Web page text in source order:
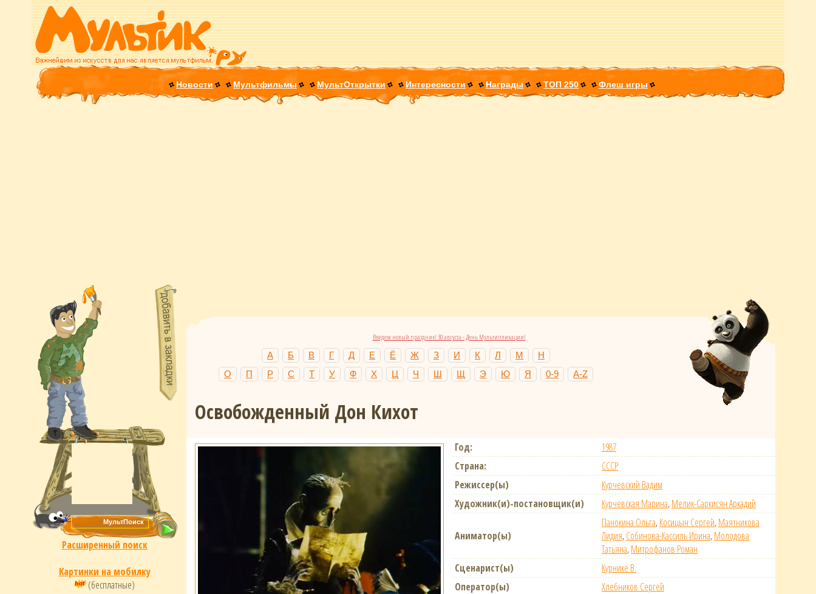
Новости Мультфильмы МультОткрытки Интересности Награды ТОП 250 Флеш игры
Расширенный поиск
Картинки на мобилку
(бесплатные)
Введем новый праздник! 30 августа - День Мультипликации!
А Б В Г Д Е Ё Ж З И К Л М
Н
О
П Р С Т У Ф Х Ц Ч Ш Щ Э Ю Я 0-9 A-Z
Освобожденный Дон Кихот
Год:
1987
Страна:
СССР
Режиссер(ы)
Курчевский Вадим
Художник(и)-постановщик(и)
Курчевская Марина,Мелик-Саркисян Аркадий
Аниматор(ы)
Панокина Ольга,Косицын Сергей,Маятникова
Лидия,Собинова-Кассиль Ирина,Молодова
Татьяна,Митрофанов Роман
Сценарист(ы)
Курнике В.
Оператор(ы)
Хлебников Сергей